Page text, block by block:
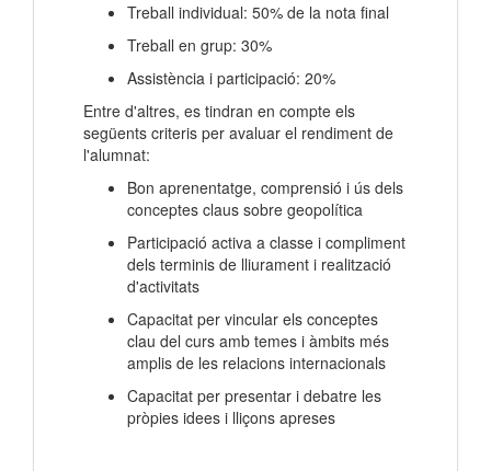
Treball individual: 50% de la nota final
Treball en grup: 30%
Assistència i participació: 20%
Entre d'altres, es tindran en compte els
següents criteris per avaluar el rendiment de
l'alumnat:
Bon aprenentatge, comprensió i ús dels
conceptes claus sobre geopolítica
Participació activa a classe i compliment
dels terminis de lliurament i realització
d'activitats
Capacitat per vincular els conceptes
clau del curs amb temes i àmbits més
amplis de les relacions internacionals
Capacitat per presentar i debatre les
pròpies idees i lliçons apreses